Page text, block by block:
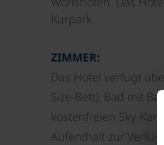
Kurpark.
ZIMMER:
Das Hotel verfügt
Size-Bett), Bad mit
kostenfreien Sky-
Aufenthalt zur